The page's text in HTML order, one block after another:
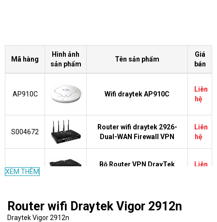
Mã hàng
Hình ảnh
sản phẩm
Tên sản phẩm
Giá
bán
AP910C Wifi draytek AP910C
Liên
hệ
S004672
Router wifi draytek 2926-
Dual-WAN Firewall VPN
Liên
hệ
Vigor2925
Bộ Router VPN DrayTek
Liên
XEM THÊM
Router wifi Draytek Vigor 2912n
Draytek Vigor 2912n